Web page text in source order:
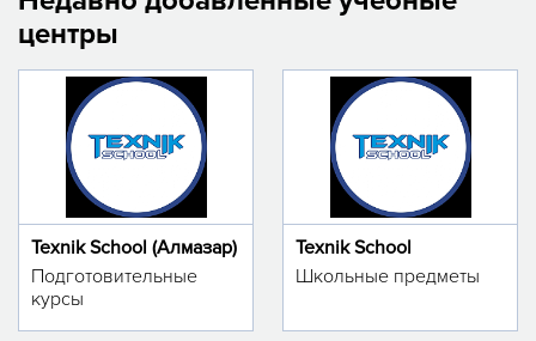
центры
Texnik School (Алмазар)
Подготовительные
курсы
Texnik School
Школьные предметы